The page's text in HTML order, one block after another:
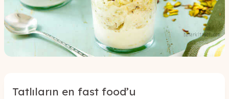
Tatlıların en fast food’u